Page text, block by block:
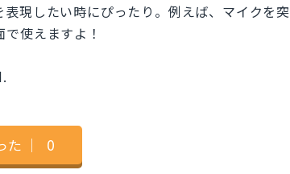
現したい時にぴったり。例えば、マイクを突
使えますよ！
た ｜ 0